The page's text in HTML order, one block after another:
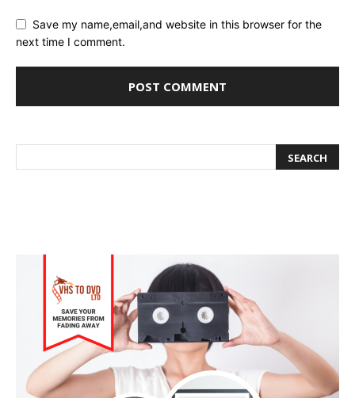
Save my name,email,and website in this browser for the
next time I comment.